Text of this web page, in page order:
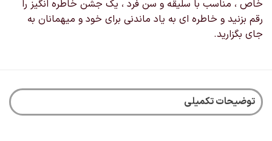
خاص ، مناسب با سلیقه و سن فرد ، یک جشن خاطره انگیز را
رقم بزنید و خاطره ای به یاد ماندنی برای خود و میهمانان به
جای بگزارید.
توضیحات تکمیلی